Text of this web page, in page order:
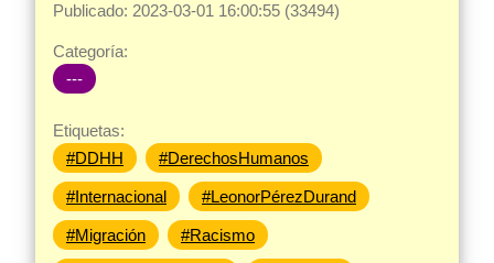
Publicado: 2023-03-01 16:00:55 (33494)
Categoría:
---
Etiquetas:
#DDHH
#DerechosHumanos
#Internacional #LeonorPérezDurand
#Migración #Racismo